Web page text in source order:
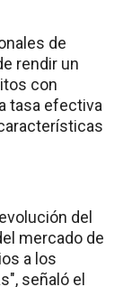
de
rendir un
con
tasa efectiva
del
mercado de
a los
señaló el